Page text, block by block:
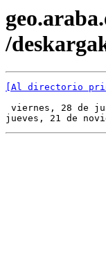
/
[Al directorio
viernes, 28 de
jueves, 21 de